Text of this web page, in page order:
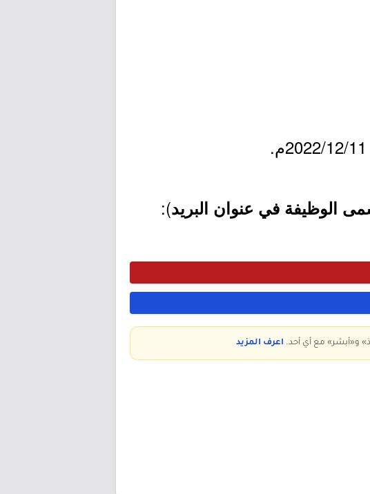
الوظيفة في عنوان البريد):
و«أبشر» مع أي أحد. اعرف المزيد